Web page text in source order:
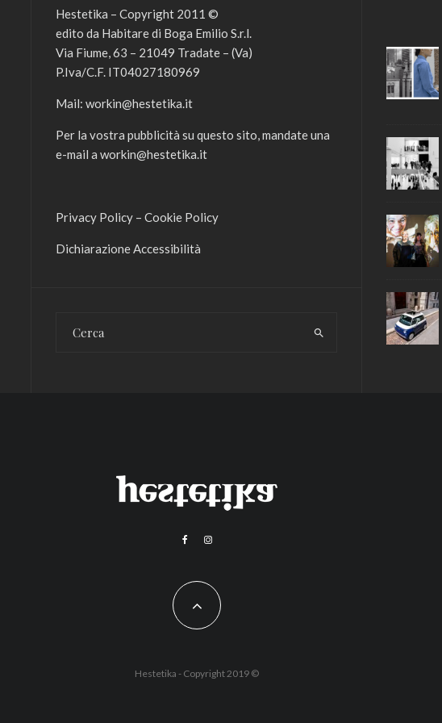
Hestetika – Copyright 2011 ©
edito da Habitare di Boga Emilio S.r.l.
Via Fiume, 63 – 21049 Tradate – (Va)
P.Iva/C.F. IT04027180969
Mail: workin@hestetika.it
Per la vostra pubblicità su questo sito, mandate una
e-mail a workin@hestetika.it
Privacy Policy – Cookie Policy
Dichiarazione Accessibilità
Hestetika - Copyright 2019 ©